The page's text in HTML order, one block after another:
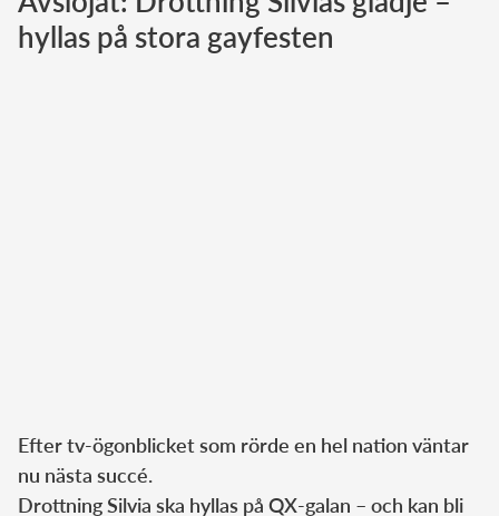
Norska kungahuset
hyllas på stora gayfesten
Efter tv-ögonblicket som rörde en hel nation väntar
nu nästa succé.
Drottning Silvia ska hyllas på QX-galan – och kan bli